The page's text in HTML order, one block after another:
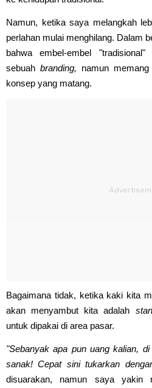
Namun, ketika saya melangkah
perlahan mulai menghilang. Dalam
bahwa embel-embel
sebuah branding, namun
konsep yang matang.
Bagaimana tidak, ketika kaki kita
akan menyambut kita adalah
untuk dipakai di area pasar.
"Sebanyak apa pun uang kalian,
sanak! Cepat sini tukarkan
disuarakan, namun saya yakin